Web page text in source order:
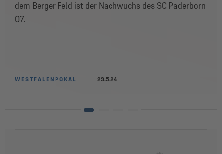
dem Berger Feld ist der Nachwuchs des SC Paderborn
07.
WESTFALENPOKAL 29.5.24